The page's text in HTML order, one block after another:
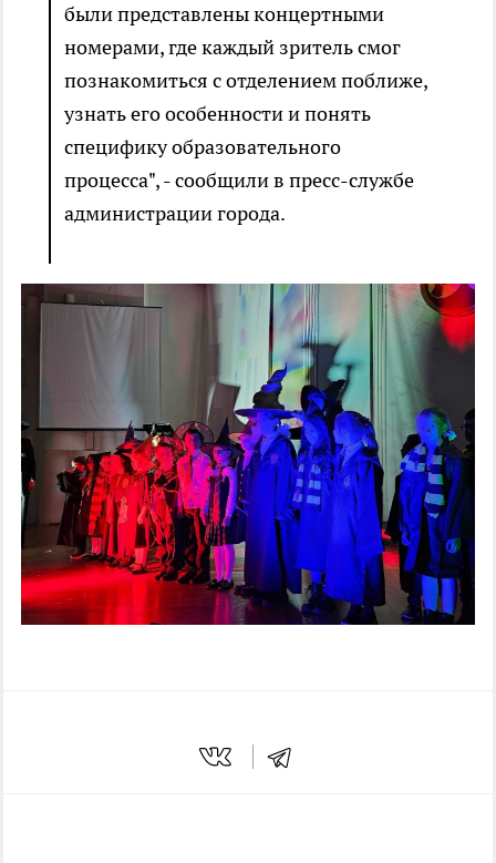
были представлены концертными
номерами, где каждый зритель смог
познакомиться с отделением поближе,
узнать его особенности и понять
специфику образовательного
процесса", - сообщили в пресс-службе
администрации города.